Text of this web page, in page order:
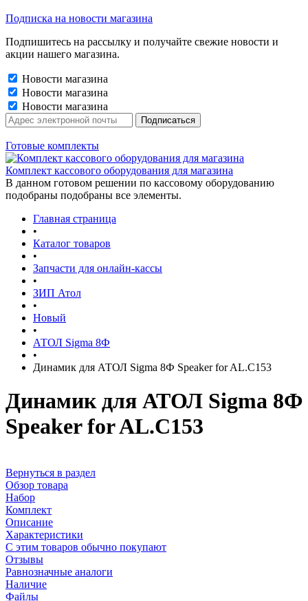
Подписка на новости магазина
Подпишитесь на рассылку и получайте свежие новости и
акции нашего магазина.
Новости магазина
Новости магазина
Новости магазина
Готовые комплекты
Комплект кассового оборудования для магазина
В данном готовом решении по кассовому оборудованию
подобраны подобраны все элементы.
Главная страница
•
Каталог товаров
•
Запчасти для онлайн-кассы
•
ЗИП Атол
•
Новый
•
АТОЛ Sigma 8Ф
•
Динамик для АТОЛ Sigma 8Ф Speaker for AL.C153
Динамик для АТОЛ Sigma 8Ф
Speaker for AL.C153
Вернуться в раздел
Обзор товара
Набор
Комплект
Описание
Характеристики
С этим товаров обычно покупают
Отзывы
Равнозначные аналоги
Наличие
Файлы